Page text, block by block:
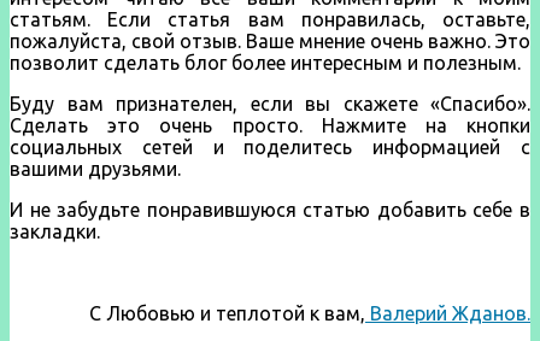
статьям. Если статья вам понравилась, оставьте,
пожалуйста, свой отзыв. Ваше мнение очень важно. Это
позволит сделать блог более интересным и полезным.
Буду вам признателен, если вы скажете «Спасибо».
Сделать это очень просто. Нажмите на кнопки
социальных сетей и поделитесь информацией с
вашими друзьями.
И не забудьте понравившуюся статью добавить себе в
закладки.
С Любовью и теплотой к вам, Валерий Жданов.